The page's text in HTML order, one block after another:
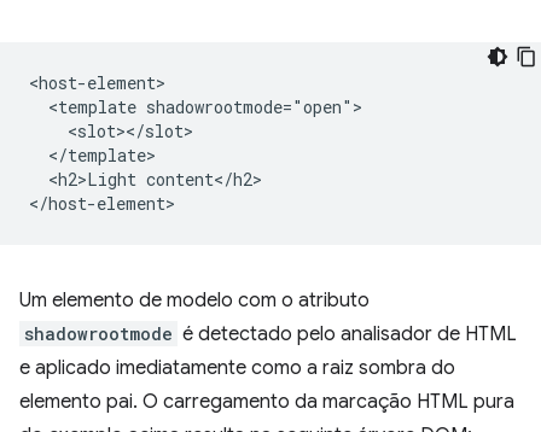
<host-element>
  <template shadowrootmode="open">
    <slot></slot>
  </template>
  <h2>Light content</h2>
Um elemento de modelo com o atributo
shadowrootmode é detectado pelo analisador de HTML
e aplicado imediatamente como a raiz sombra do
elemento pai. O carregamento da marcação HTML pura